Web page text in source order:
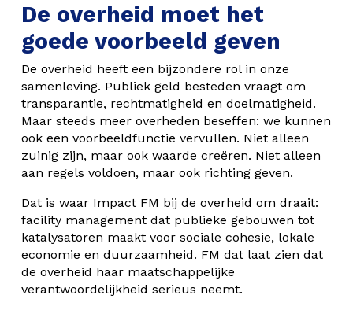
De overheid moet het
goede voorbeeld geven
De overheid heeft een bijzondere rol in onze
samenleving. Publiek geld besteden vraagt om
transparantie, rechtmatigheid en doelmatigheid.
Maar steeds meer overheden beseffen: we kunnen
ook een voorbeeldfunctie vervullen. Niet alleen
zuinig zijn, maar ook waarde creëren. Niet alleen
aan regels voldoen, maar ook richting geven.
Dat is waar Impact FM bij de overheid om draait:
facility management dat publieke gebouwen tot
katalysatoren maakt voor sociale cohesie, lokale
economie en duurzaamheid. FM dat laat zien dat
de overheid haar maatschappelijke
verantwoordelijkheid serieus neemt.